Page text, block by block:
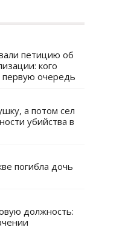
петицию об
кого
первую очередь
а потом сел
убийства в
погибла дочь
должность: